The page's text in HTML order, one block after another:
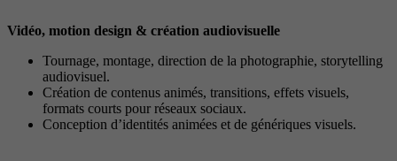
Vidéo, motion design & création audiovisuelle
Tournage, montage, direction de la photographie, storytelling
audiovisuel.
Création de contenus animés, transitions, effets visuels,
formats courts pour réseaux sociaux.
Conception d’identités animées et de génériques visuels.